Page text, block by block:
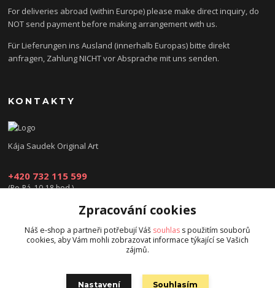
For deliveries abroad (within Europe) please make direct inquiry, do
NOT send payment before making arrangement with us.
Für Lieferungen ins Ausland (innerhalb Europas) bitte direkt
anfragen, Zahlung NICHT vor Absprache mit uns senden.
KONTAKTY
Kája Saudek Original Art
+420 732 115 599
(Po-Pá, 10-18 hod.)
obchod@kajasaudek.cz
Zpracování cookies
Náš e-shop a partneři potřebují Váš souhlas s použitím souborů
cookies, aby Vám mohli zobrazovat informace týkající se Vašich
zájmů.
Nastavení Souhlasím